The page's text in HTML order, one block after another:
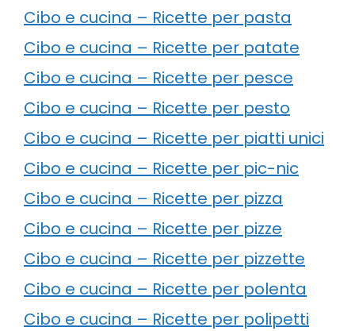
Cibo e cucina – Ricette per pasta
Cibo e cucina – Ricette per patate
Cibo e cucina – Ricette per pesce
Cibo e cucina – Ricette per pesto
Cibo e cucina – Ricette per piatti unici
Cibo e cucina – Ricette per pic-nic
Cibo e cucina – Ricette per pizza
Cibo e cucina – Ricette per pizze
Cibo e cucina – Ricette per pizzette
Cibo e cucina – Ricette per polenta
Cibo e cucina – Ricette per polipetti